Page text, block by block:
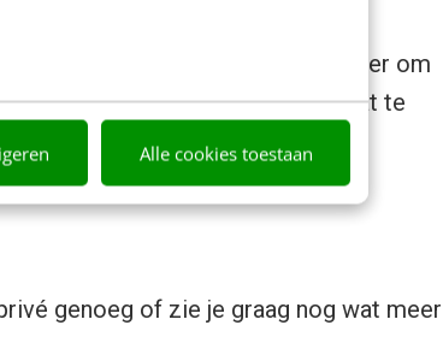
Alle cookies toestaan
graag naartoe willen: een manier om
die ons echt dierbaar zijn – en dat te
genoeg of zie je graag nog wat meer